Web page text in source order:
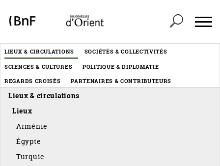
Menu
éditorial
LIEUX & CIRCULATIONS SOCIÉTÉS & COLLECTIVITÉS
SCIENCES & CULTURES
POLITIQUE & DIPLOMATIE
REGARDS CROISÉS
PARTENAIRES & CONTRIBUTEURS
Lieux & circulations
Lieux
Arménie
Égypte
Turquie